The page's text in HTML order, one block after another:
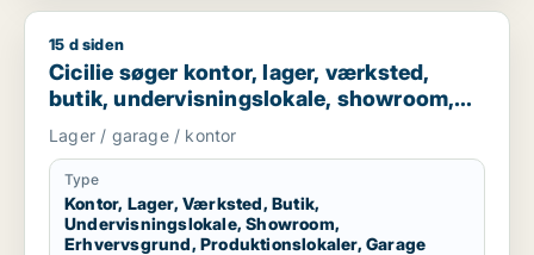
Cicilie søger kontor, lager, værksted, butik,
15 d siden
Cicilie søger kontor, lager, værksted,
butik, undervisningslokale, showroom,
erhvervsgrund, produktionslokaler eller
garage til leje i Region Sjælland eller
Nordsjælland
Lager / garage / kontor
Type
Kontor, Lager, Værksted, Butik,
Undervisningslokale, Showroom,
Erhvervsgrund, Produktionslokaler, Garage